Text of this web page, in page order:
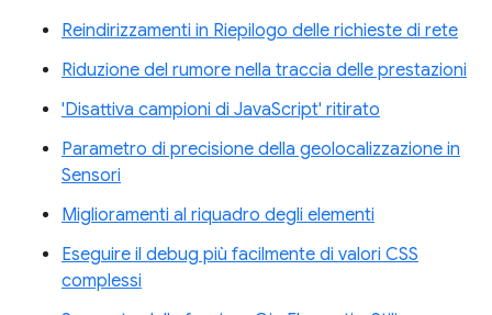
Reindirizzamenti in Riepilogo delle richieste di rete
Riduzione del rumore nella traccia delle prestazioni
'Disattiva campioni di JavaScript' ritirato
Parametro di precisione della geolocalizzazione in
Sensori
Miglioramenti al riquadro degli elementi
Eseguire il debug più facilmente di valori CSS
complessi